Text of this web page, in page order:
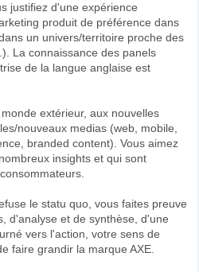
justifiez d'une expérience
produit de préférence dans
un univers/territoire proche des
La connaissance des panels
de la langue anglaise est
extérieur, aux nouvelles
nouveaux medias (web, mobile,
branded content). Vous aimez
insights et qui sont
le statu quo, vous faites preuve
d'analyse et de synthèse, d'une
vers l'action, votre sens de
faire grandir la marque AXE.